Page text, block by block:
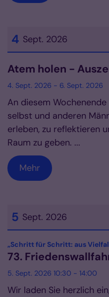
4 Sept. 2026
Datum: 4. September
Atem holen -
4. Sept. 2026 - 6. Sept. 2026
An diesem
selbst und anderen
erleben, zu reflektieren
Raum zu geben. ...
Mehr
5 Sept. 2026
Datum: 5. September
„Schritt für Schritt: aus
73.
5. Sept. 2026 10:30 - 14:00
Wir laden Sie herzlich